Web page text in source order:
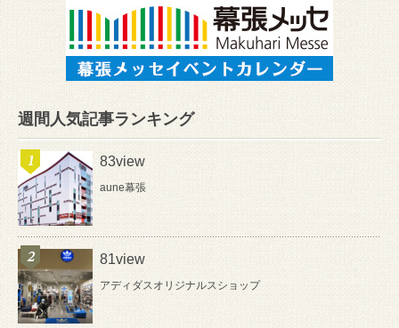
週間人気記事ランキング
83view
aune幕張
81view
アディダスオリジナルスショップ